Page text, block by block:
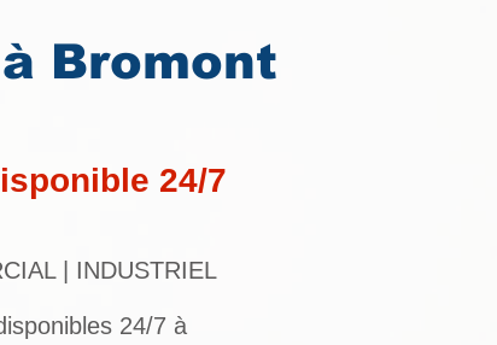
Bromont
| INDUSTRIEL
24/7 à
24/7